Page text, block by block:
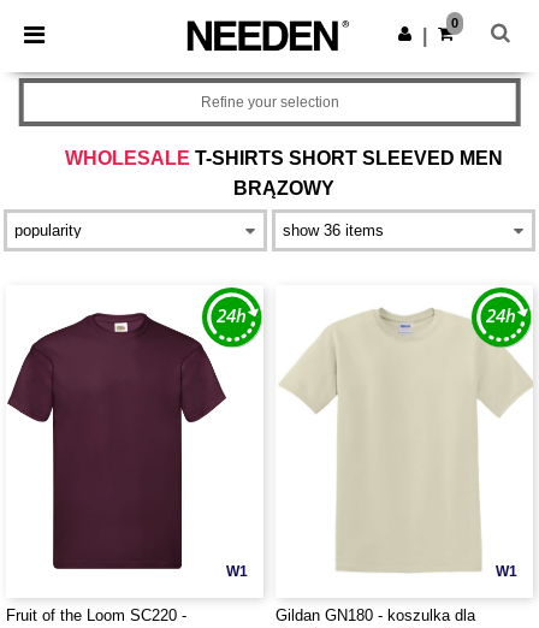
× Aplikacja Needen
Lepsze ceny w aplikacji!
Pobierz app
0
WHOLESALE T-SHIRTS SHORT SLEEVED MEN
BRĄZOWY
Refine your selection
W1
Fruit of the Loom SC220 -
W1
Gildan GN180 - koszulka dla